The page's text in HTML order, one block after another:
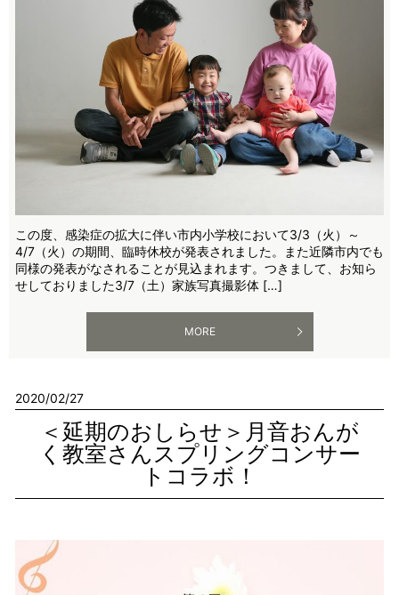
この度、感染症の拡大に伴い市内小学校において3/3（火）～
4/7（火）の期間、臨時休校が発表されました。また近隣市内でも
同様の発表がなされることが見込まれます。つきまして、お知ら
せしておりました3/7（土）家族写真撮影体 […]
MORE
2020/02/27
＜延期のおしらせ＞月音おんが
く教室さんスプリングコンサー
トコラボ！